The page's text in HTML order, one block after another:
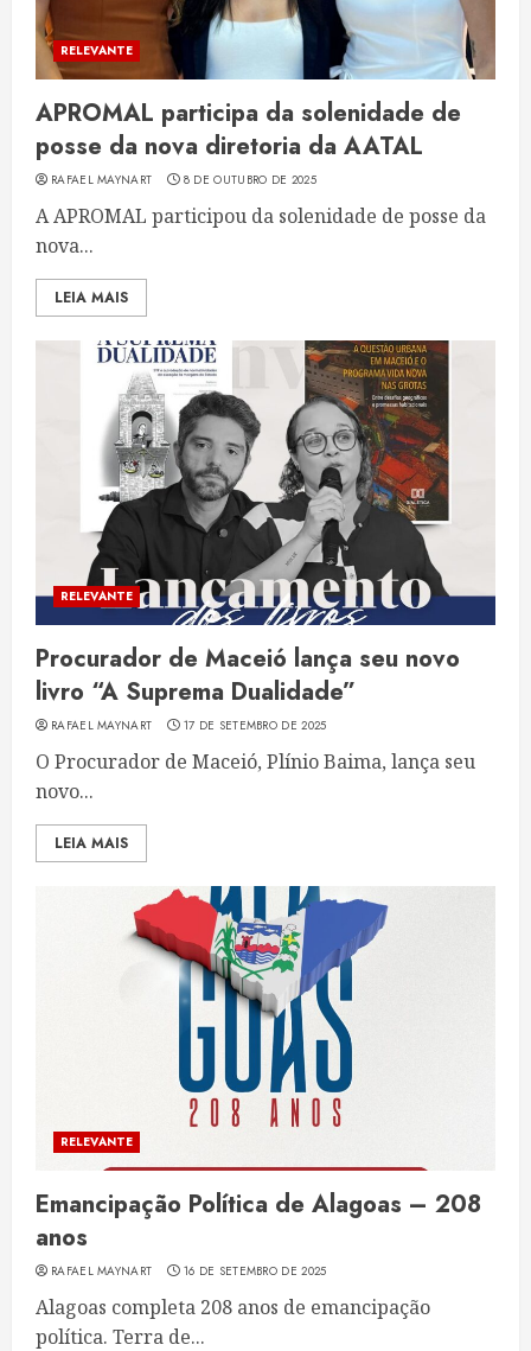
RELEVANTE
APROMAL participa da solenidade de
posse da nova diretoria da AATAL
RAFAEL MAYNART 8 DE OUTUBRO DE 2025
A APROMAL participou da solenidade de posse da
nova...
LEIA MAIS
RELEVANTE
Procurador de Maceió lança seu novo
livro “A Suprema Dualidade”
RAFAEL MAYNART 17 DE SETEMBRO DE 2025
O Procurador de Maceió, Plínio Baima, lança seu
novo...
LEIA MAIS
RELEVANTE
Emancipação Política de Alagoas – 208
anos
RAFAEL MAYNART 16 DE SETEMBRO DE 2025
Alagoas completa 208 anos de emancipação
política. Terra de...